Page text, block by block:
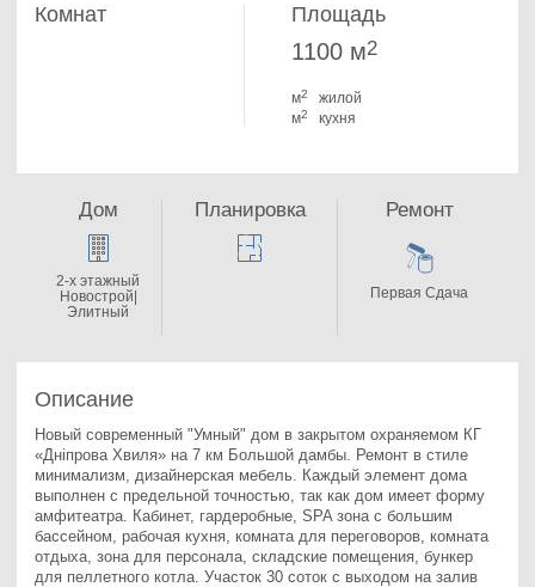
Комнат Площадь
1100 м2
м2
жилой
м2 кухня
Описание
Новый современный "Умный" дом в закрытом охраняемом КГ
«Днiпрова Хвиля» на 7 км Большой дамбы. Ремонт в стиле
минимализм, дизайнерская мебель. Каждый элемент дома
выполнен с предельной точностью, так как дом имеет форму
амфитеатра. Кабинет, гардеробные, SPA зона с большим
бассейном, рабочая кухня, комната для переговоров, комната
отдыха, зона для персонала, складские помещения, бункер
для пеллетного котла. Участок 30 соток с выходом на залив
Дом
2-x этажный
Новострой|
Элитный
Планировка Ремонт
Первая Сдача